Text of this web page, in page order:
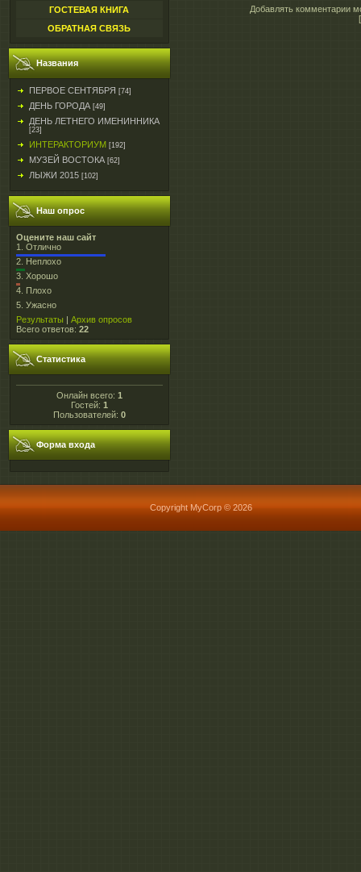
ГОСТЕВАЯ КНИГА
ОБРАТНАЯ СВЯЗЬ
Названия
ПЕРВОЕ СЕНТЯБРЯ [74]
ДЕНЬ ГОРОДА [49]
ДЕНЬ ЛЕТНЕГО ИМЕНИННИКА
[23]
ИНТЕРАКТОРИУМ [192]
МУЗЕЙ ВОСТОКА [62]
ЛЫЖИ 2015 [102]
Наш опрос
Оцените наш сайт
1. Отлично
2. Неплохо
3. Хорошо
4. Плохо
5. Ужасно
Результаты | Архив опросов
Всего ответов: 22
Статистика
Онлайн всего: 1
Гостей: 1
Пользователей: 0
Форма входа
Добавлять комментарии
Copyright MyCorp © 2026